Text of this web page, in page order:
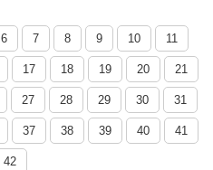
6 7 8 9 10 11
17 18 19 20 21
27 28 29 30 31
37 38 39 40 41
42